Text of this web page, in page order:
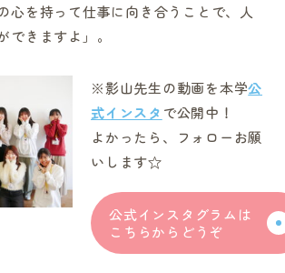
心を持って仕事に向き合うことで、人
できますよ」。
※影山先生の動画を本学公
式インスタ で公開中！
よかったら、フォローお願
いします☆
公式インスタグラムは
こちらからどうぞ